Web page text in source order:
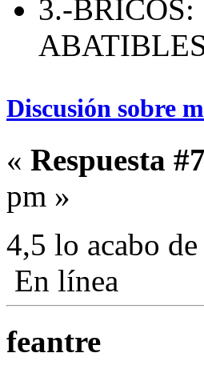
3.-BRICOS:
Discusión sobre
« Respuesta
pm »
4,5 lo acabo
En línea
feantre